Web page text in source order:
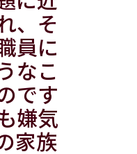
、そ
員に
なこ
です
嫌気
家族